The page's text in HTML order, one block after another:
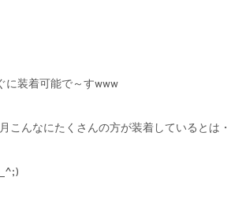
に装着可能で～すwww
こんなにたくさんの方が装着しているとは